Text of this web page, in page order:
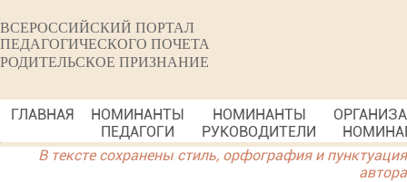
ВСЕРОССИЙСКИЙ ПОРТАЛ
ПЕДАГОГИЧЕСКОГО ПОЧЕТА
РОДИТЕЛЬСКОЕ ПРИЗНАНИЕ
ГЛАВНАЯ
НОМИНАНТЫ
ПЕДАГОГИ
НОМИНАНТЫ
РУКОВОДИТЕЛИ
В тексте сохранены стиль, орфография и пунктуация
автора